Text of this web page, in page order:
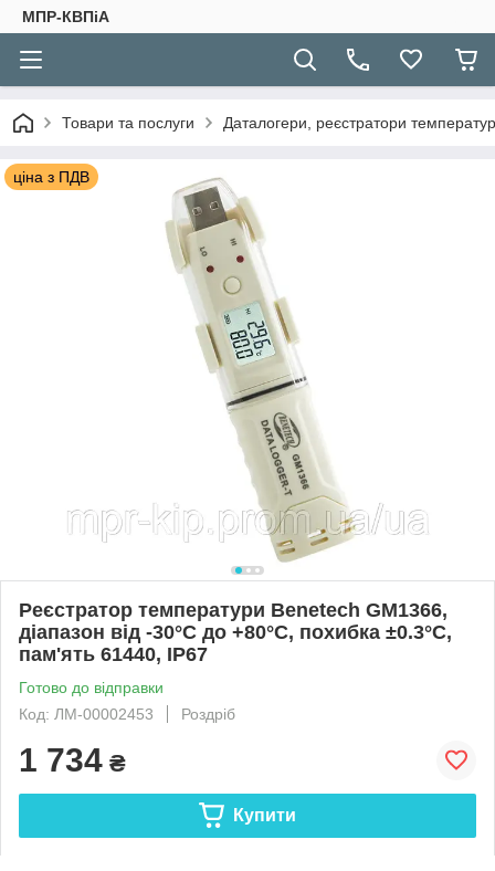
МПР-КВПіА
Товари та послуги Даталогери, реєстратори
ціна з ПДВ
Реєстратор температури Benetech GM1366,
діапазон від -30°С до +80°С, похибка ±0.3°C,
пам'ять 61440, IP67
Готово до відправки
Код: ЛМ-00002453
Роздріб
1 734 ₴
Купити